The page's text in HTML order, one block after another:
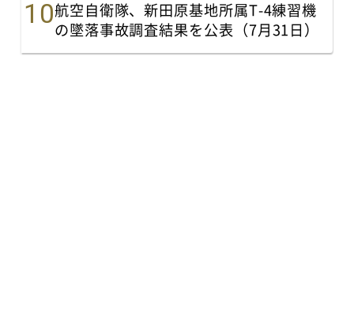
航空自衛隊、新田原基地所属T-4練習機
の墜落事故調査結果を公表（7月31日）